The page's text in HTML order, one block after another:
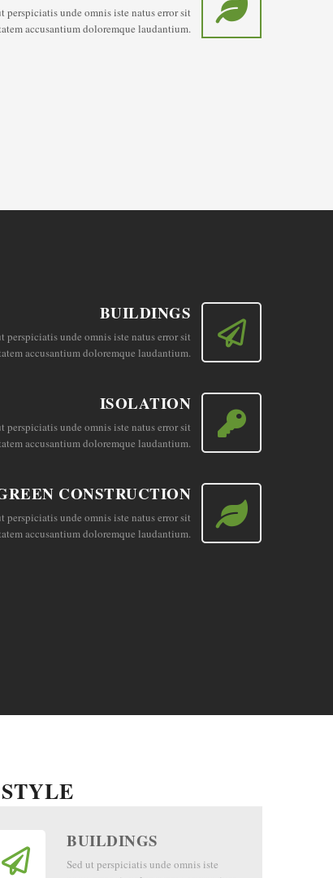
perspiciatis unde omnis iste natus error sit
accusantium doloremque laudantium.
BUILDINGS
perspiciatis unde omnis iste natus error sit
accusantium doloremque laudantium.
ISOLATION
perspiciatis unde omnis iste natus error sit
accusantium doloremque laudantium.
CONSTRUCTION
perspiciatis unde omnis iste natus error sit
accusantium doloremque laudantium.
BUILDINGS
Sed ut perspiciatis unde omnis iste